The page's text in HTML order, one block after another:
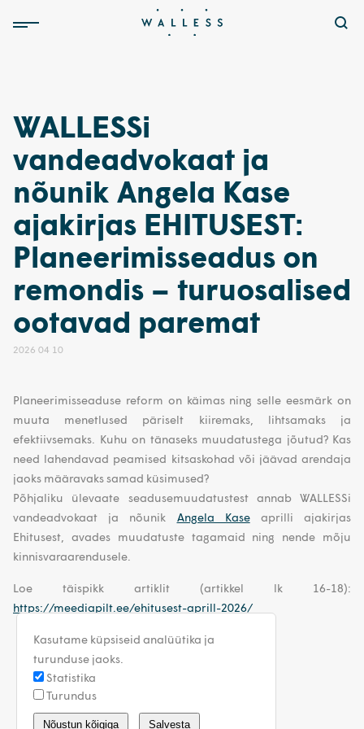
WALLESSi
vandeadvokaat ja
nõunik Angela Kase
ajakirjas EHITUSEST:
Planeerimisseadus on
remondis – turuosalised
ootavad paremat
2026 04 10
Planeerimisseaduse reform on käimas ning selle eesmärk on
muuta menetlused päriselt kiiremaks, lihtsamaks ja
efektiivsemaks. Kuhu on tänaseks muudatustega jõutud? Kas
need lahendavad peamised kitsaskohad või jäävad arendaja
jaoks määravaks samad küsimused?
Põhjaliku ülevaate seadusemuudatustest annab WALLESSi
vandeadvokaat ja nõunik Angela Kaseaprilli ajakirjas
Ehitusest, avades muudatuste tagamaid ning nende mõju
kinnisvaraarendusele.
Loe täispikk artiklit (artikkel lk 16-18):
https://meediapilt.ee/ehitusest-aprill-2026/
estonia@walless.com
Kasutame küpsiseid analüütika ja
turunduse jaoks.
Statistika
Turundus
Nõustun kõigiga Salvesta